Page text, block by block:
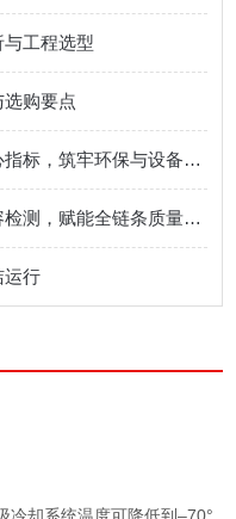
工程选型
购要点
柴油分析仪：精准把控油品核心指标，筑牢环保与设备安全防线
汽柴油分析仪：全品类油品兼容检测，赋能全链条质量高效管控
运行